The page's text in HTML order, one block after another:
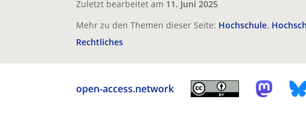
Zuletzt bearbeitet am 11. Juni 2025
Mehr zu den Themen dieser Seite: Hochschule
Rechtliches
open-access.network